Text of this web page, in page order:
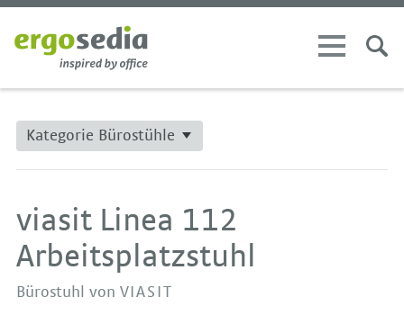
Kategorie Bürostühle
viasit Linea 112
Arbeitsplatzstuhl
Bürostuhl von VIASIT